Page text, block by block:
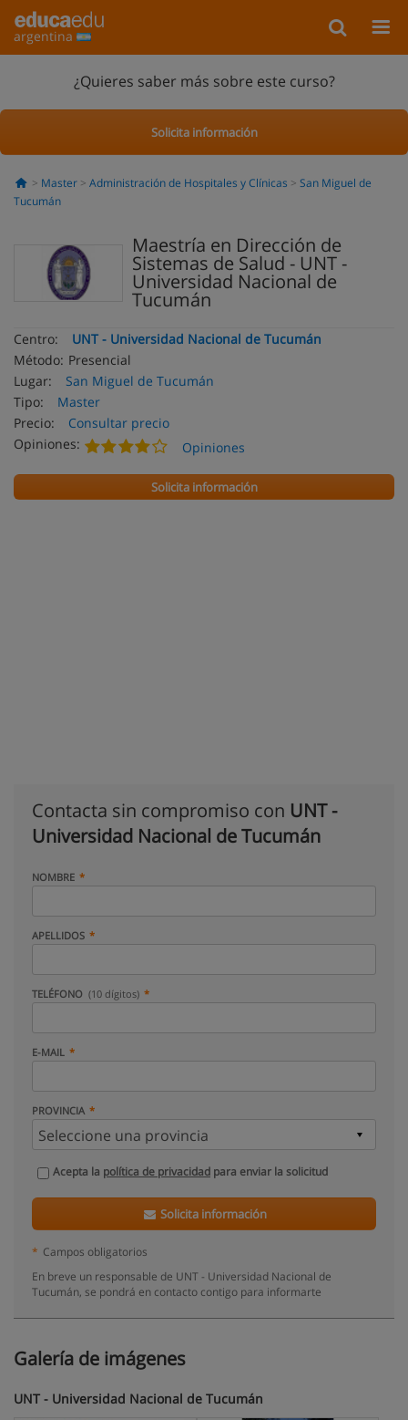
argentina
¿Quieres saber más sobre este curso?
Solicita información
Master Administración de Hospitales y Clínicas
San Miguel de
Tucumán
Maestría en Dirección de
Sistemas de Salud - UNT -
Universidad Nacional de
Tucumán
Centro:
UNT - Universidad Nacional de Tucumán
Método: Presencial
Lugar:
San Miguel de Tucumán
Tipo:
Master
Precio:
Consultar precio
Opiniones:
Opiniones
Solicita información
Contacta sin compromiso con UNT -
Universidad Nacional de Tucumán
NOMBRE
APELLIDOS
TELÉFONO (10 dígitos)
E-MAIL
PROVINCIA
Acepta la política de privacidad para enviar la solicitud
Solicita información
* Campos obligatorios
En breve un responsable de UNT - Universidad Nacional de
Tucumán, se pondrá en contacto contigo para informarte
Galería de imágenes
UNT - Universidad Nacional de Tucumán